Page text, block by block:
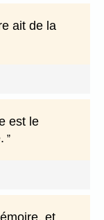
ait de la
est le